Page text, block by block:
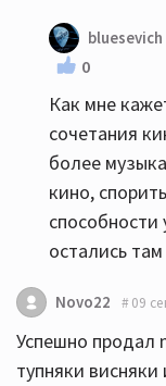
bluesevich
0
Как мне
сочетания
более
кино,
способности
остались
Novo22 09
Успешно продал
тупняки